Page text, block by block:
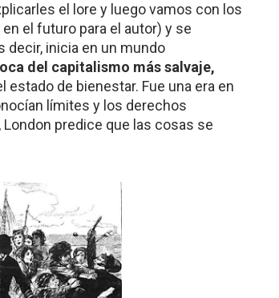
el lore y luego vamos con los
el futuro para el autor) y se
decir, inicia en un mundo
del capitalismo más salvaje,
de bienestar. Fue una era en
límites y los derechos
predice que las cosas se